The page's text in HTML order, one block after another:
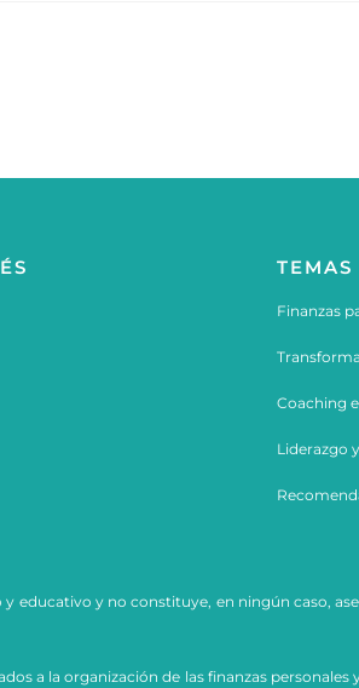
TEMAS
Finanzas
Coaching e
Liderazgo
y no constituye, en ningún caso,
a la organización de las finanzas